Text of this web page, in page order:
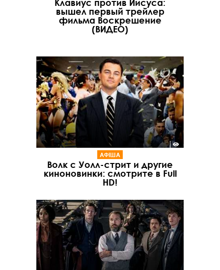
Клавиус против Иисуса:
вышел первый трейлер
фильма Воскрешение
(ВИДЕО)
АФІША
Волк с Уолл-стрит и другие
киноновинки: смотрите в Full
HD!